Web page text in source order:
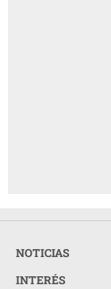
NOTICIAS
INTERÉS